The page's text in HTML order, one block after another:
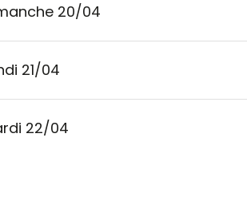
20/04
21/04
22/04